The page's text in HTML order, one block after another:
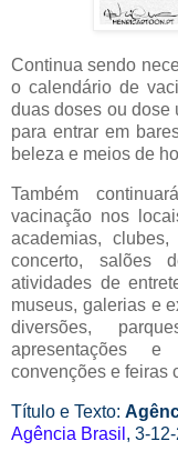
Continua sendo
o calendário de
duas doses ou dose
para entrar em
beleza e meios de
Também
vacinação nos
academias,
concerto, salões
atividades de
museus, galerias e
diversões,
apresentações
convenções e feiras
Título e Texto:
Agência Brasil , 3-